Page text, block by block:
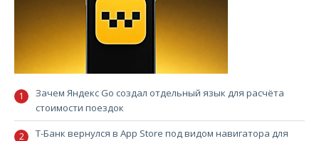
Зачем Яндекс Go создал отдельный язык для расчёта
стоимости поездок
Т-Банк вернулся в App Store под видом навигатора для